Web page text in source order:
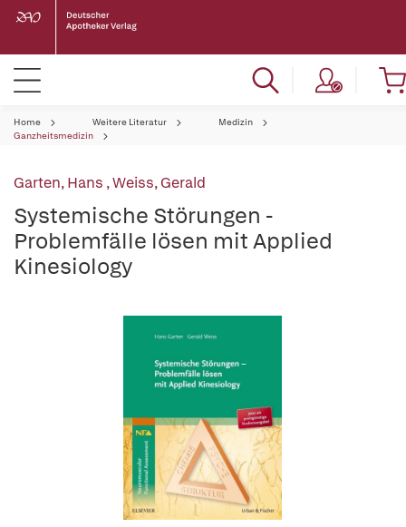
Home Weitere Literatur
Medizin
Ganzheitsmedizin
Garten, Hans ,Weiss, Gerald
Systemische Störungen -
Problemfälle lösen mit Applied
Kinesiology